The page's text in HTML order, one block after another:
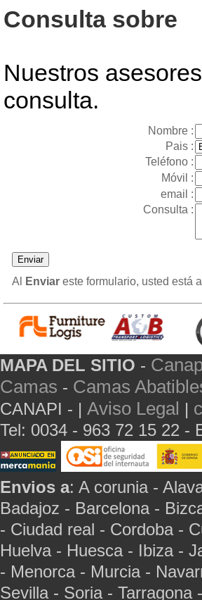
Consulta sobre
Nuestros
consulta.
Nombre :
Pais :
Teléfono :
Móvil :
email :
Consulta :
Al Enviar este formulario, usted está
MAPA DEL SITIO -
Camas - Camas
CANAPI - | Aviso Legal |
Tel: 0034 - 963 72 15 22 -
Envios a: A corunia -
Badajoz - Barcelona -
- Ciudad real - Cordoba -
Huelva - Huesca - Ibiza -
- Menorca - Murcia -
Sevilla - Soria - Tarragona